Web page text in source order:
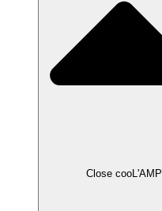
Close cooL'AMP